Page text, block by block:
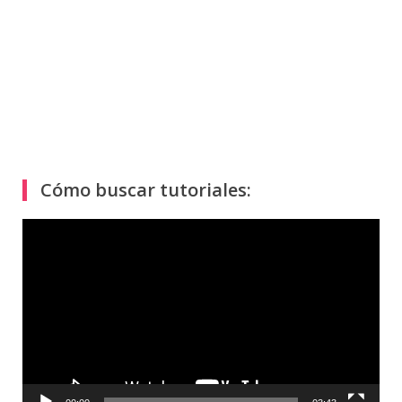
Cómo buscar tutoriales: